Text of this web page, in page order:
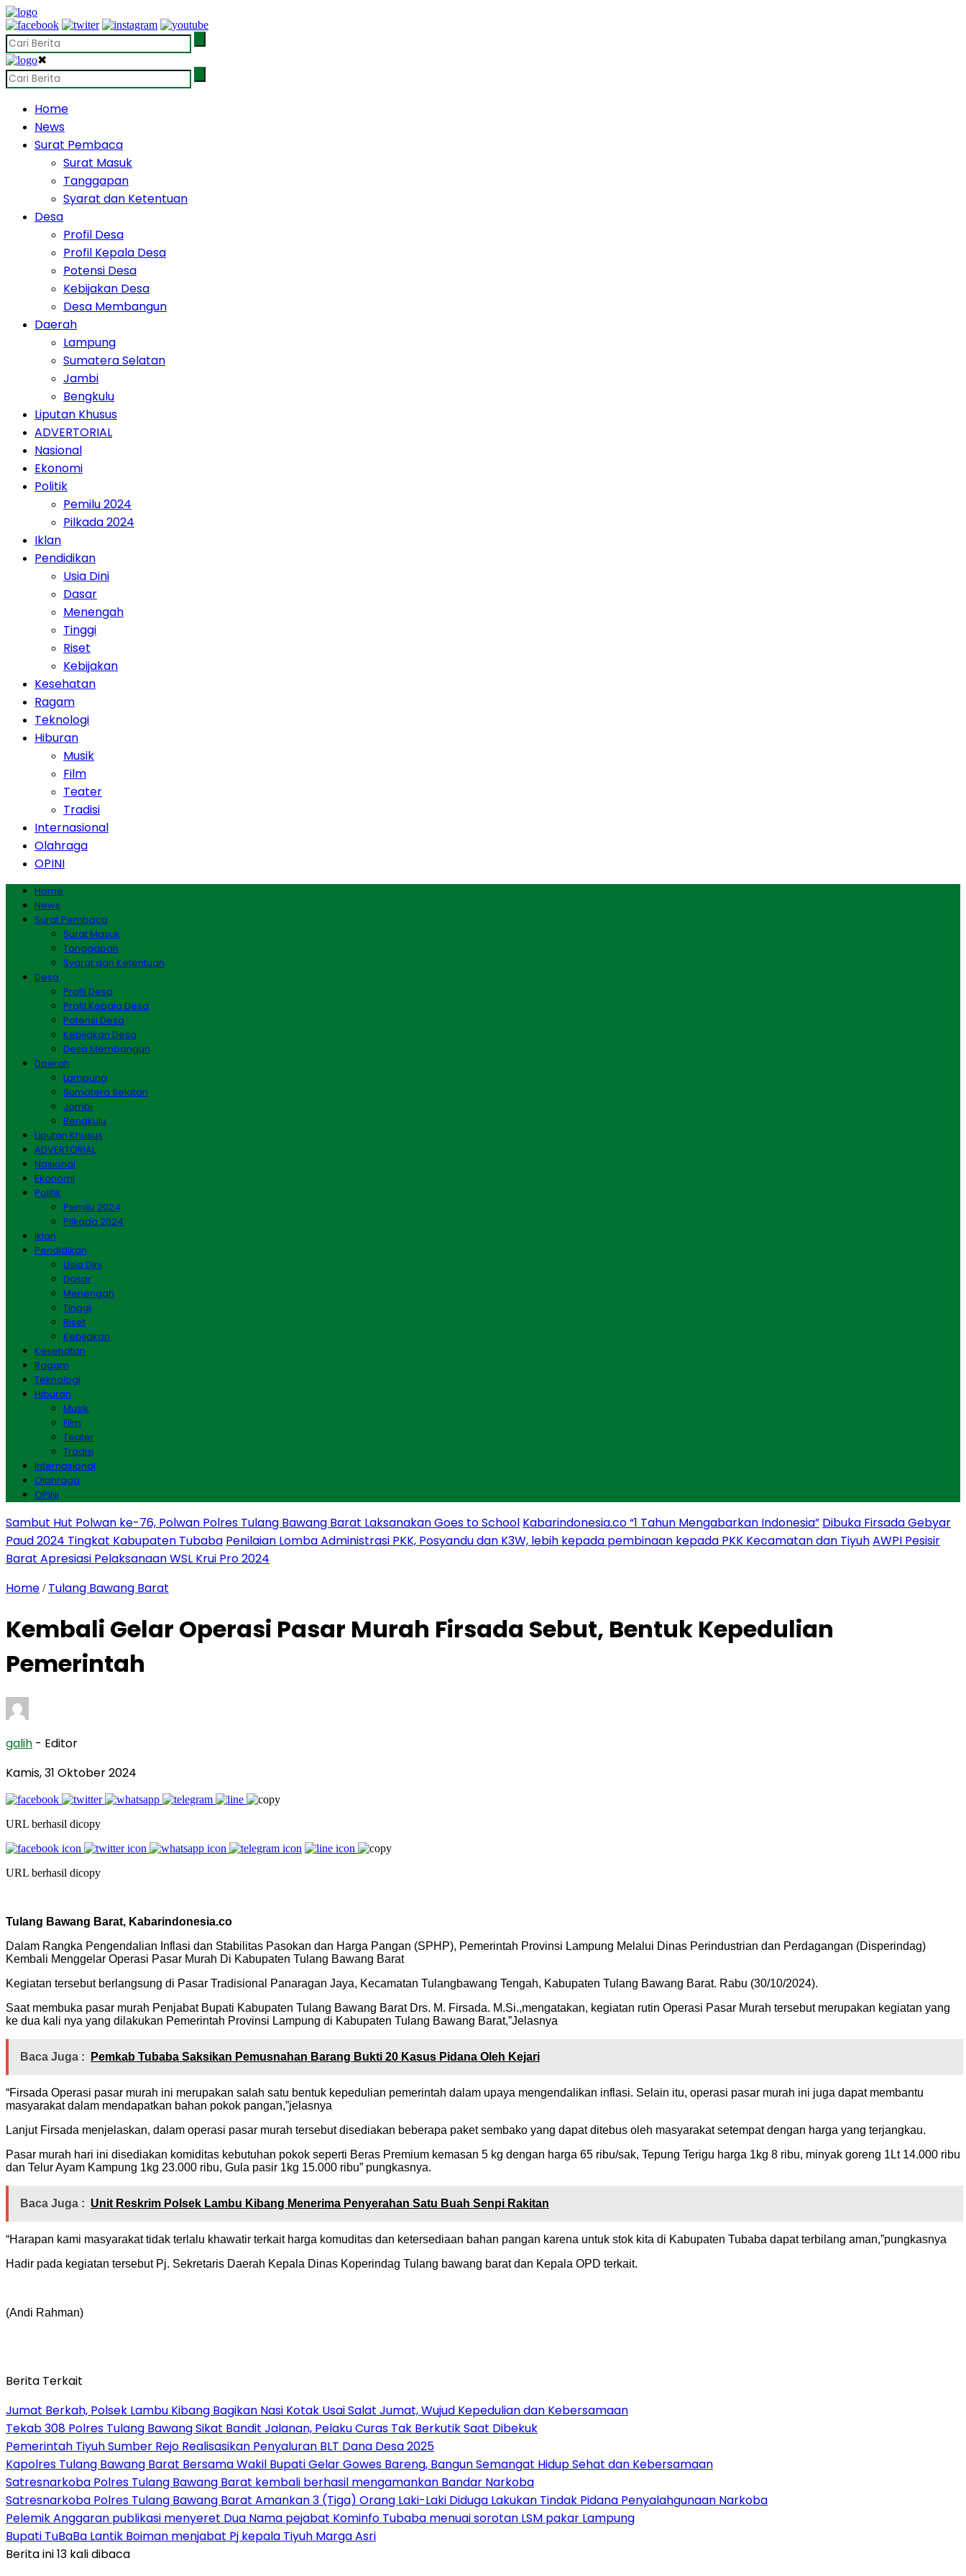
✖
Home
News
Surat Pembaca
Surat Masuk
Tanggapan
Syarat dan Ketentuan
Desa
Profil Desa
Profil Kepala Desa
Potensi Desa
Kebijakan Desa
Desa Membangun
Daerah
Lampung
Sumatera Selatan
Jambi
Bengkulu
Liputan Khusus
ADVERTORIAL
Nasional
Ekonomi
Politik
Pemilu 2024
Pilkada 2024
Iklan
Pendidikan
Usia Dini
Dasar
Menengah
Tinggi
Riset
Kebijakan
Kesehatan
Ragam
Teknologi
Hiburan
Musik
Film
Teater
Tradisi
Internasional
Olahraga
OPINI
Home
News
Surat Pembaca
Surat Masuk
Tanggapan
Syarat dan Ketentuan
Desa
Profil Desa
Profil Kepala Desa
Potensi Desa
Kebijakan Desa
Desa Membangun
Daerah
Lampung
Sumatera Selatan
Jambi
Bengkulu
Liputan Khusus
ADVERTORIAL
Nasional
Ekonomi
Politik
Pemilu 2024
Pilkada 2024
Iklan
Pendidikan
Usia Dini
Dasar
Menengah
Tinggi
Riset
Kebijakan
Kesehatan
Ragam
Teknologi
Hiburan
Musik
Film
Teater
Tradisi
Internasional
Olahraga
OPINI
Sambut Hut Polwan ke-76, Polwan Polres Tulang Bawang Barat Laksanakan Goes to School Kabarindonesia.co “1 Tahun Mengabarkan Indonesia” Dibuka Firsada Gebyar
Paud 2024 Tingkat Kabupaten Tubaba Penilaian Lomba Administrasi PKK, Posyandu dan K3W, lebih kepada pembinaan kepada PKK Kecamatan dan TiyuhAWPI Pesisir
Barat Apresiasi Pelaksanaan WSL Krui Pro 2024
Home / Tulang Bawang Barat
Kembali Gelar Operasi Pasar Murah Firsada Sebut, Bentuk Kepedulian
Pemerintah
galih - Editor
Kamis, 31 Oktober 2024
URL berhasil dicopy
URL berhasil dicopy
Tulang Bawang Barat, Kabarindonesia.co
Dalam Rangka Pengendalian Inflasi dan Stabilitas Pasokan dan Harga Pangan (SPHP), Pemerintah Provinsi Lampung Melalui Dinas Perindustrian dan Perdagangan (Disperindag)
Kembali Menggelar Operasi Pasar Murah Di Kabupaten Tulang Bawang Barat
Kegiatan tersebut berlangsung di Pasar Tradisional Panaragan Jaya, Kecamatan Tulangbawang Tengah, Kabupaten Tulang Bawang Barat. Rabu (30/10/2024).
Saat membuka pasar murah Penjabat Bupati Kabupaten Tulang Bawang Barat Drs. M. Firsada. M.Si.,mengatakan, kegiatan rutin Operasi Pasar Murah tersebut merupakan kegiatan yang
ke dua kali nya yang dilakukan Pemerintah Provinsi Lampung di Kabupaten Tulang Bawang Barat,”Jelasnya
Baca Juga : Pemkab Tubaba Saksikan Pemusnahan Barang Bukti 20 Kasus Pidana Oleh Kejari
“Firsada Operasi pasar murah ini merupakan salah satu bentuk kepedulian pemerintah dalam upaya mengendalikan inflasi. Selain itu, operasi pasar murah ini juga dapat membantu
masyarakat dalam mendapatkan bahan pokok pangan,”jelasnya
Lanjut Firsada menjelaskan, dalam operasi pasar murah tersebut disediakan beberapa paket sembako yang dapat ditebus oleh masyarakat setempat dengan harga yang terjangkau.
Pasar murah hari ini disediakan komiditas kebutuhan pokok seperti Beras Premium kemasan 5 kg dengan harga 65 ribu/sak, Tepung Terigu harga 1kg 8 ribu, minyak goreng 1Lt 14.000 ribu
dan Telur Ayam Kampung 1kg 23.000 ribu, Gula pasir 1kg 15.000 ribu” pungkasnya.
Baca Juga : Unit Reskrim Polsek Lambu Kibang Menerima Penyerahan Satu Buah Senpi Rakitan
“Harapan kami masyarakat tidak terlalu khawatir terkait harga komuditas dan ketersediaan bahan pangan karena untuk stok kita di Kabupaten Tubaba dapat terbilang aman,”pungkasnya
Hadir pada kegiatan tersebut Pj. Sekretaris Daerah Kepala Dinas Koperindag Tulang bawang barat dan Kepala OPD terkait.
(Andi Rahman)
Berita Terkait
Jumat Berkah, Polsek Lambu Kibang Bagikan Nasi Kotak Usai Salat Jumat, Wujud Kepedulian dan Kebersamaan
Tekab 308 Polres Tulang Bawang Sikat Bandit Jalanan, Pelaku Curas Tak Berkutik Saat Dibekuk
Pemerintah Tiyuh Sumber Rejo Realisasikan Penyaluran BLT Dana Desa 2025
Kapolres Tulang Bawang Barat Bersama Wakil Bupati Gelar Gowes Bareng, Bangun Semangat Hidup Sehat dan Kebersamaan
Satresnarkoba Polres Tulang Bawang Barat kembali berhasil mengamankan Bandar Narkoba
Satresnarkoba Polres Tulang Bawang Barat Amankan 3 (Tiga) Orang Laki-Laki Diduga Lakukan Tindak Pidana Penyalahgunaan Narkoba
Pelemik Anggaran publikasi menyeret Dua Nama pejabat Kominfo Tubaba menuai sorotan LSM pakar Lampung
Bupati TuBaBa Lantik Boiman menjabat Pj kepala Tiyuh Marga Asri
Berita ini 13 kali dibaca